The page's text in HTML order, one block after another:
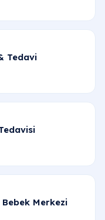
Tedavi
Merkezi